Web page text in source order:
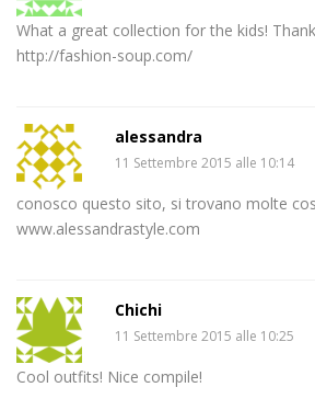
What a great collection for the kids!
http://fashion-soup.com/
alessandra
11 Settembre 2015 alle 10:14
conosco questo sito, si trovano molte
www.alessandrastyle.com
Chichi
11 Settembre 2015 alle 10:25
Cool outfits! Nice compile!